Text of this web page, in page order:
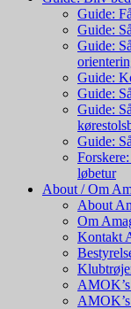
Guide:
Guide:
Guide:
Guide:
Guide:
Guide:
Guide:
løbetur
About / Om
About
Om
Kontakt